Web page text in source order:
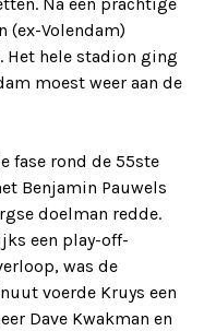
(ex-Volendam)
Het hele stadion ging
moest weer aan de
fase rond de 55ste
Benjamin Pauwels
doelman redde.
een play-off-
was de
voerde Kruys een
Dave Kwakman en